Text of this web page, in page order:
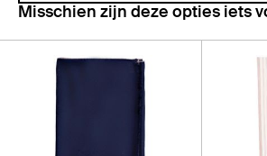
Misschien zijn deze opties iets